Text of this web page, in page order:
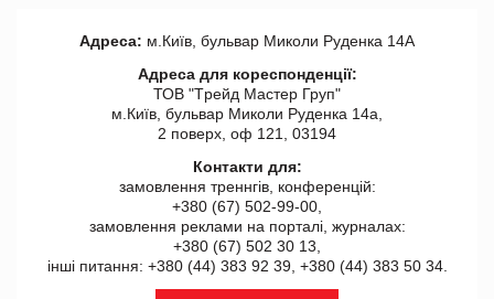
Адреса: м.Київ, бульвар Миколи Руденка 14А
Адреса для кореспонденції:
ТОВ "Tрейд Мастер Груп"
м.Київ, бульвар Миколи Руденка 14а,
2 поверх, оф 121, 03194
Контакти для:
замовлення треннгів, конференцій:
+380 (67) 502-99-00,
замовлення реклами на порталі, журналах:
+380 (67) 502 30 13,
інші питання: +380 (44) 383 92 39, +380 (44) 383 50 34.